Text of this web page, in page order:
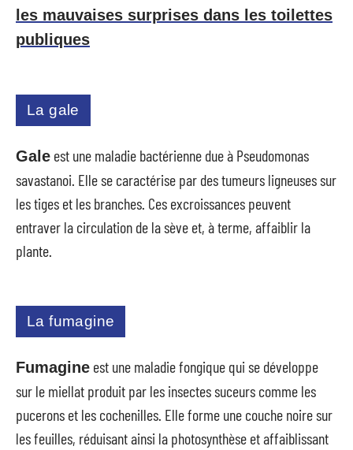
les mauvaises surprises dans les toilettes
publiques
La gale
Gale est une maladie bactérienne due à Pseudomonas
savastanoi. Elle se caractérise par des tumeurs ligneuses sur
les tiges et les branches. Ces excroissances peuvent
entraver la circulation de la sève et, à terme, affaiblir la
plante.
La fumagine
Fumagine est une maladie fongique qui se développe
sur le miellat produit par les insectes suceurs comme les
pucerons et les cochenilles. Elle forme une couche noire sur
les feuilles, réduisant ainsi la photosynthèse et affaiblissant